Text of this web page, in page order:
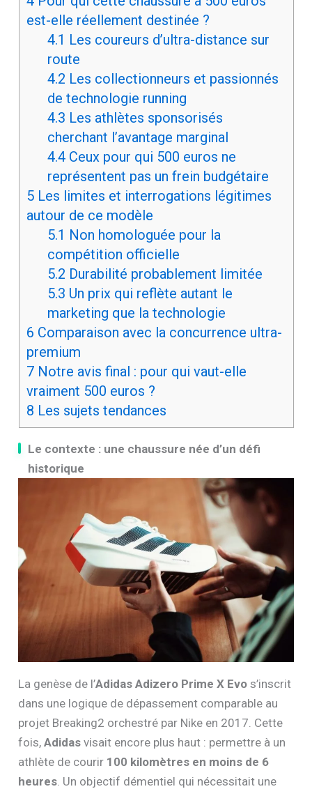
est-elle réellement destinée ?
4.1 Les coureurs d’ultra-distance sur
route
4.2 Les collectionneurs et passionnés
de technologie running
4.3 Les athlètes sponsorisés
cherchant l’avantage marginal
4.4Ceux pour qui 500 euros ne
représentent pas un frein budgétaire
5Les limites et interrogations légitimes
autour de ce modèle
5.1 Non homologuée pour la
compétition officielle
5.2 Durabilité probablement limitée
5.3 Un prix qui reflète autant le
marketing que la technologie
6 Comparaison avec la concurrence ultra-
premium
7Notre avis final : pour qui vaut-elle
vraiment 500 euros ?
8 Les sujets tendances
Le contexte : une chaussure née d’un défi
historique
La genèse de l’Adidas Adizero Prime X Evo s’inscrit
dans une logique de dépassement comparable au
projet Breaking2 orchestré par Nike en 2017. Cette
fois,Adidas visait encore plus haut : permettre à un
athlète de courir 100 kilomètres en moins de 6
heures. Un objectif démentiel qui nécessitait une